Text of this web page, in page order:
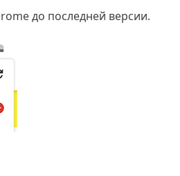
до последней версии.